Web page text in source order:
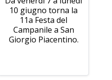
10 giugno torna la
11a Festa del
Campanile a San
Giorgio Piacentino.